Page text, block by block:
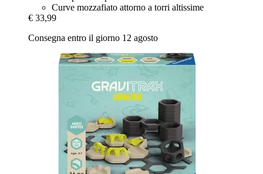
Curve mozzafiato attorno a torri altissime
€ 33,99
Consegna entro il giorno 12 agosto